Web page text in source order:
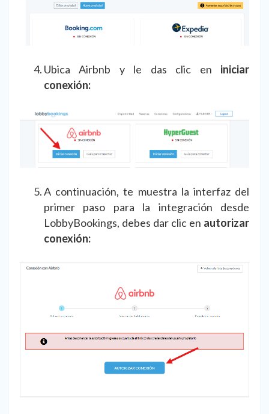
Ubica Airbnb y le das clic en iniciar
conexión:
A continuación, te muestra la interfaz del
primer paso para la integración desde
LobbyBookings, debes dar clic en autorizar
conexión: